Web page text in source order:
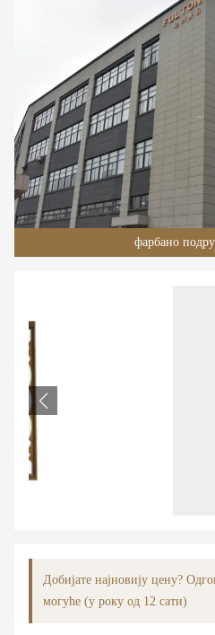
фарбано
Добијате најновију цену?
могуће (у року од 12 сати)